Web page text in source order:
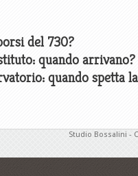
del 730?
quando arrivano?
quando spetta
Studio Bossalini -